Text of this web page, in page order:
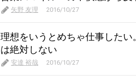
矢野 友理 2016/10/27
理想をいうとめちゃ仕事した
は絶対しない
安達 裕哉 2016/10/27